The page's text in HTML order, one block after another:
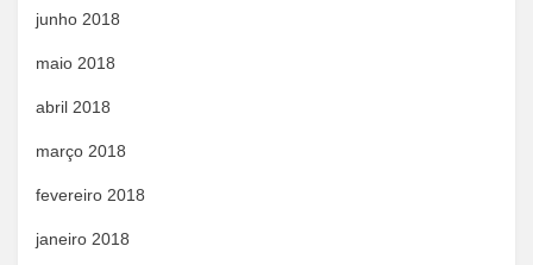
junho 2018
maio 2018
abril 2018
março 2018
fevereiro 2018
janeiro 2018